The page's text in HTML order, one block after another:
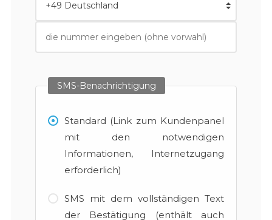
SMS-Benachrichtigung
Standard (Link zum Kundenpanel
mit den notwendigen
Informationen, Internetzugang
erforderlich)
SMS mit dem vollständigen Text
der Bestätigung (enthält auch